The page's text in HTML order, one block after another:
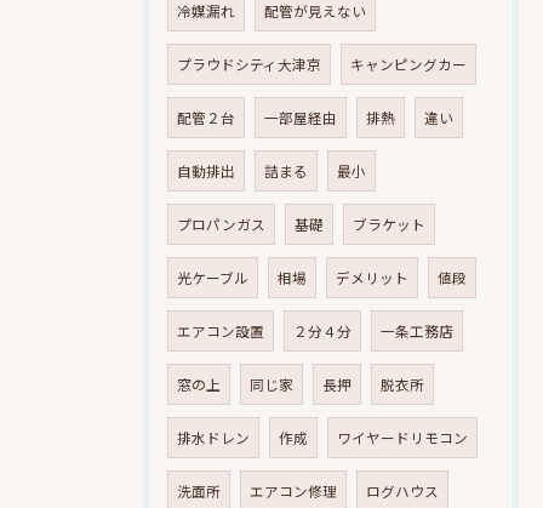
冷媒漏れ 配管が見えない
プラウドシティ大津京 キャンピングカー
配管２台 一部屋経由 排熱 違い
自動排出 詰まる 最小
プロパンガス 基礎 ブラケット
光ケーブル 相場 デメリット 値段
エアコン設置 ２分４分 一条工務店
窓の上 同じ家 長押 脱衣所
排水ドレン 作成 ワイヤードリモコン
洗面所 エアコン修理 ログハウス